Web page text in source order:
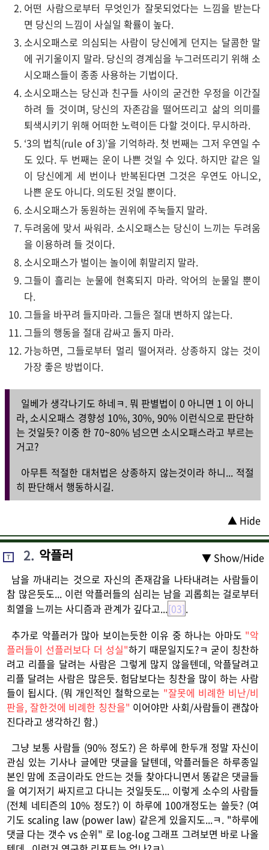
어떤 사람으로부터 무엇인가 잘못되었다는 느낌을 받는다
면 당신의 느낌이 사실일 확률이 높다.
소시오패스로 의심되는 사람이 당신에게 던지는 달콤한 말
에 귀기울이지 말라. 당신의 경계심을 누그러뜨리기 위해 소
시오패스들이 종종 사용하는 기법이다.
소시오패스는 당신과 친구들 사이의 굳건한 우정을 이간질
하려 들 것이며, 당신의 자존감을 떨어뜨리고 삶의 의미를
퇴색시키기 위해 어떠한 노력이든 다할 것이다. 무시하라.
‘3의 법칙(rule of 3)’을 기억하라. 첫 번째는 그저 우연일 수
도 있다. 두 번째는 운이 나쁜 것일 수 있다. 하지만 같은 일
이 당신에게 세 번이나 반복된다면 그것은 우연도 아니오,
나쁜 운도 아니다. 의도된 것일 뿐이다.
소시오패스가 동원하는 권위에 주눅들지 말라.
두려움에 맞서 싸워라. 소시오패스는 당신이 느끼는 두려움
을 이용하려 들 것이다.
소시오패스가 벌이는 놀이에 휘말리지 말라.
그들이 흘리는 눈물에 현혹되지 마라. 악어의 눈물일 뿐이
다.
그들을 바꾸려 들지마라. 그들은 절대 변하지 않는다.
그들의 행동을 절대 감싸고 돌지 마라.
가능하면, 그들로부터 멀리 떨어져라. 상종하지 않는 것이
가장 좋은 방법이다.
일베가 생각나기도 하네ㅋ. 뭐 판별법이 0 아니면 1 이 아니
라, 소시오패스 경향성 10%, 30%, 90% 이런식으로 판단하
는 것일듯? 이중 한 70~80% 넘으면 소시오패스라고 부르는
거고?
아무튼 적절한 대처법은 상종하지 않는것이라 하니... 적절
히 판단해서 행동하시길.
▲ Hide
T 2. 악플러
▼ Show/Hide
남을 까내리는 것으로 자신의 존재감을 나타내려는 사람들이
참 많은듯도... 이런 악플러들의 심리는 남을 괴롭희는 걸로부터
희열을 느끼는 사디즘과 관계가 깊다고...[03].
추가로 악플러가 많아 보이는듯한 이유 중 하나는 아마도 "악
플러들이 선플러보다 더 성실"하기 때문일지도?ㅋ 굳이 칭찬하
려고 리플을 달려는 사람은 그렇게 많지 않을텐데, 악플달려고
리플 달려는 사람은 많은듯. 험담보다는 칭찬을 많이 하는 사람
들이 됩시다. (뭐 개인적인 철학으로는 "잘못에 비례한 비난/비
판을, 잘한것에 비례한 칭찬을" 이어야만 사회/사람들이 괜찮아
진다라고 생각하긴 함.)
그냥 보통 사람들 (90% 정도?) 은 하루에 한두개 정말 자신이
관심 있는 기사나 글에만 댓글을 달텐데, 악플러들은 하루종일
본인 맘에 조금이라도 안드는 것들 찾아다니면서 똥같은 댓글들
을 여기저기 싸지르고 다니는 것일듯도... 이렇게 소수의 사람들
(전체 네티즌의 10% 정도?) 이 하루에 100개정도는 쓸듯? (여
기도 scaling law (power law) 같은게 있을지도...ㅋ. "하루에
댓글 다는 갯수 vs 순위" 로 log-log 그래프 그려보면 바로 나올